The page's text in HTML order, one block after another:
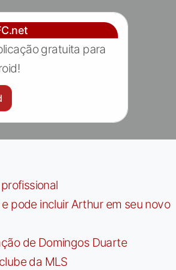
gratuita para
pode incluir Arthur em seu novo
de Domingos Duarte
da MLS